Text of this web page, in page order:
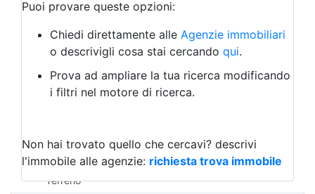
Bar/Ristorante
Albergo
Laboratorio Artigianale
Negozio/locale commerciale
Agriturismo
Magazzini
Qualsiasi
Terreno edificabile
Terreno
Puoi provare queste opzioni:
Chiedi direttamente alle Agenzie immobiliari
o descrivigli cosa stai cercando qui.
Prova ad ampliare la tua ricerca modificando
i filtri nel motore di ricerca.
Non hai trovato quello che cercavi? descrivi
l'immobile alle agenzie: richiesta trova immobile